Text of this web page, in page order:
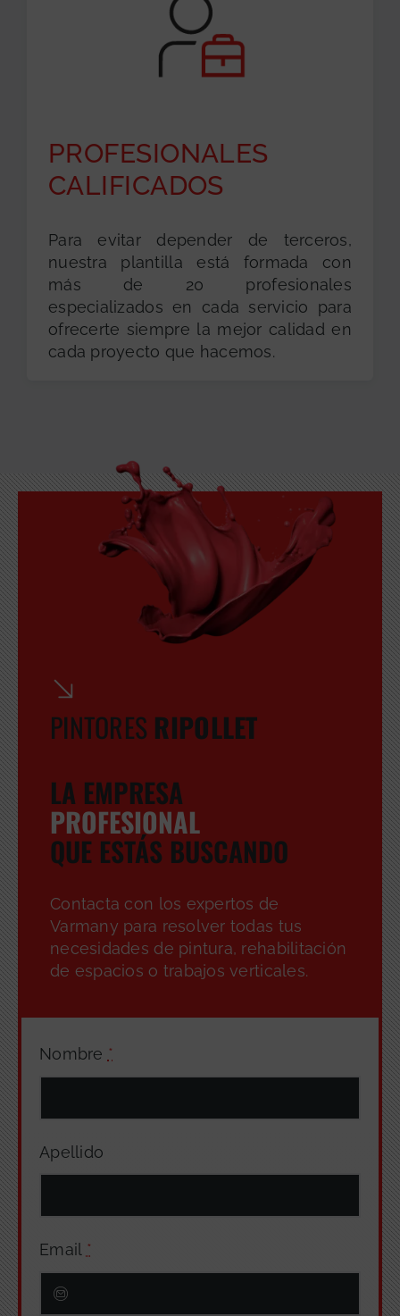
PROFESIONALES
CALIFICADOS
Para evitar depender de terceros,
nuestra plantilla está formada con
más de 20 profesionales
especializados en cada servicio para
ofrecerte siempre la mejor calidad en
cada proyecto que hacemos.
Nombre *
Apellido
Email *
PINTORES RIPOLLET
LA EMPRESA
PROFESIONAL
QUE ESTÁS BUSCANDO
Contacta con los expertos de
Varmany para resolver todas tus
necesidades de pintura, rehabilitación
de espacios o trabajos verticales.